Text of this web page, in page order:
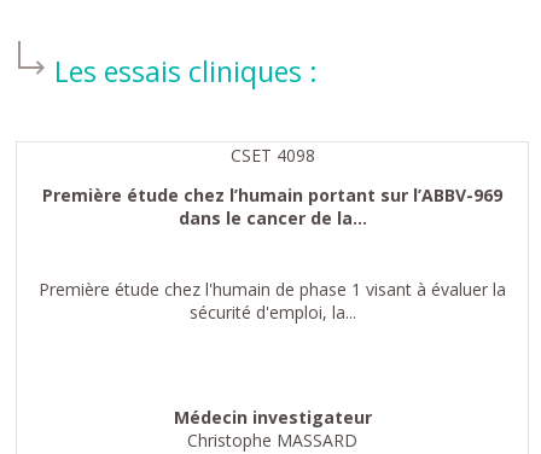
Les essais cliniques :
CSET 4098
Première étude chez l’humain portant sur l’ABBV-969
dans le cancer de la...
Première étude chez l'humain de phase 1 visant à évaluer la
sécurité d'emploi, la...
Médecin investigateur
Christophe MASSARD